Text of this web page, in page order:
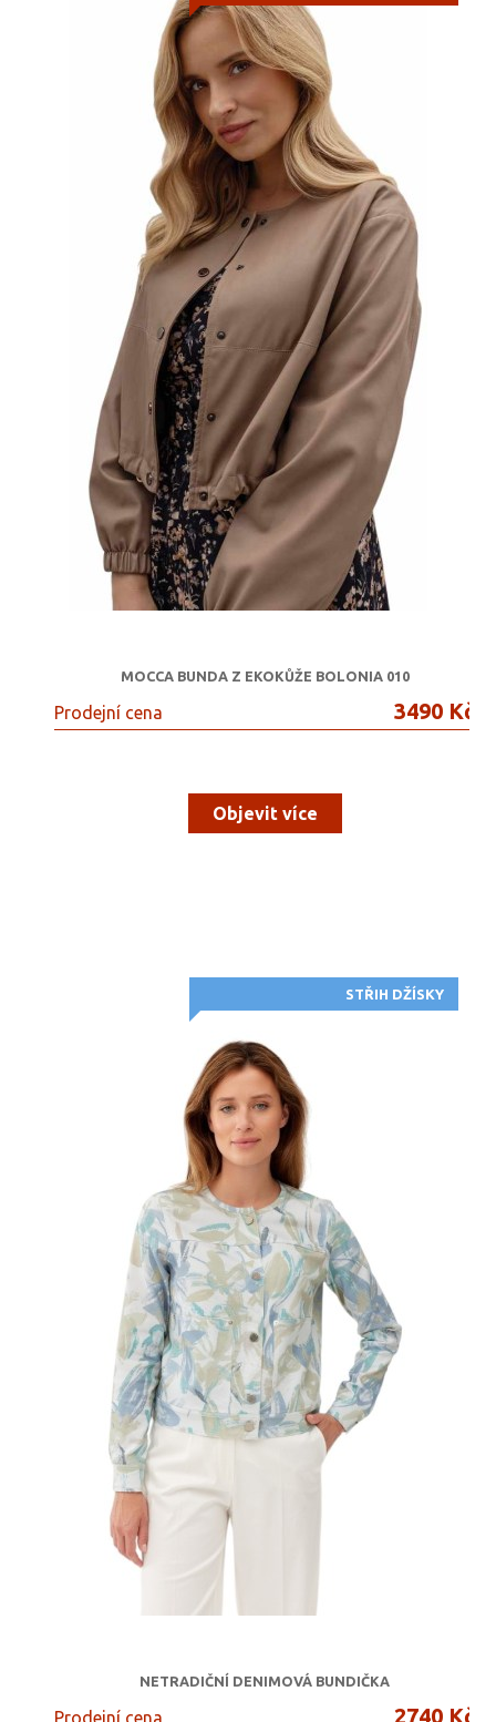
MOCCA BUNDA Z EKOKŮŽE BOLONIA 010
Prodejní cena 3490 Kč
Objevit více
STŘIH DŽÍSKY
NETRADIČNÍ DENIMOVÁ BUNDIČKA
Prodejní cena 2740 Kč